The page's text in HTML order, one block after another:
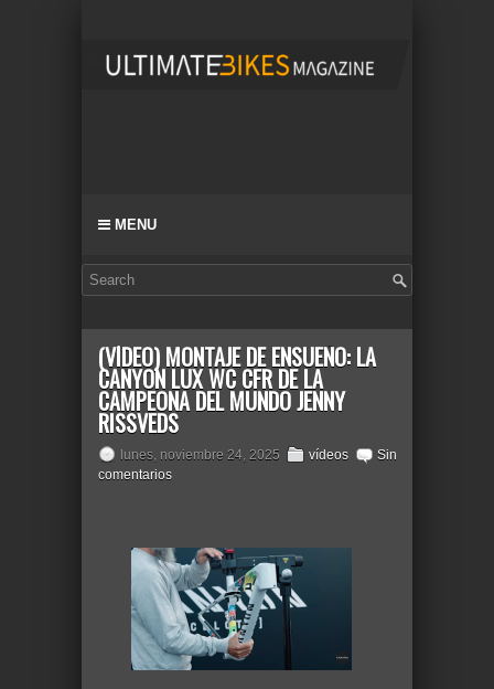
MENU
(VÍDEO) MONTAJE DE ENSUEÑO: LA
CANYON LUX WC CFR DE LA
CAMPEONA DEL MUNDO JENNY
RISSVEDS
lunes, noviembre 24, 2025 vídeos
Sin
comentarios